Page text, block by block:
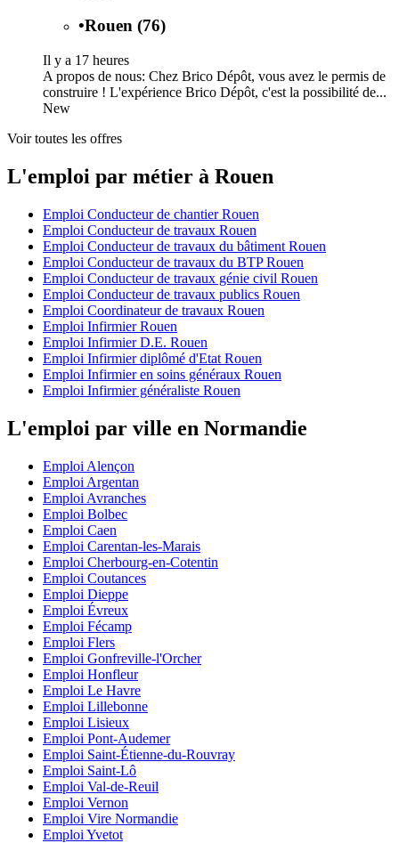
•Rouen (76)
Il y a 17 heures
A propos de nous: Chez Brico Dépôt, vous avez le permis de
construire ! L'expérience Brico Dépôt, c'est la possibilité de...
New
Voir toutes les offres
L'emploi par métier à Rouen
Emploi Conducteur de chantier Rouen
Emploi Conducteur de travaux Rouen
Emploi Conducteur de travaux du bâtiment Rouen
Emploi Conducteur de travaux du BTP Rouen
Emploi Conducteur de travaux génie civil Rouen
Emploi Conducteur de travaux publics Rouen
Emploi Coordinateur de travaux Rouen
Emploi Infirmier Rouen
Emploi Infirmier D.E. Rouen
Emploi Infirmier diplômé d'Etat Rouen
Emploi Infirmier en soins généraux Rouen
Emploi Infirmier généraliste Rouen
L'emploi par ville en Normandie
Emploi Alençon
Emploi Argentan
Emploi Avranches
Emploi Bolbec
Emploi Caen
Emploi Carentan-les-Marais
Emploi Cherbourg-en-Cotentin
Emploi Coutances
Emploi Dieppe
Emploi Évreux
Emploi Fécamp
Emploi Flers
Emploi Gonfreville-l'Orcher
Emploi Honfleur
Emploi Le Havre
Emploi Lillebonne
Emploi Lisieux
Emploi Pont-Audemer
Emploi Saint-Étienne-du-Rouvray
Emploi Saint-Lô
Emploi Val-de-Reuil
Emploi Vernon
Emploi Vire Normandie
Emploi Yvetot